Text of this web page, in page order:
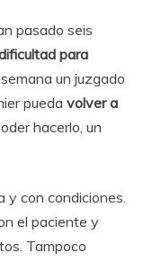
pasado seis
para
un juzgado
pueda volver a
hacerlo, un
y con condiciones.
el paciente y
Tampoco